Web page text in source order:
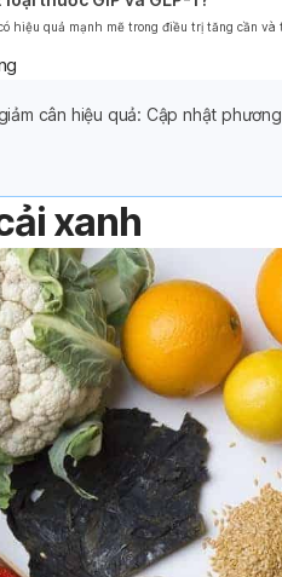
hiệu quả mạnh mẽ trong điều trị tăng cần và
cân hiệu quả: Cập nhật
xanh